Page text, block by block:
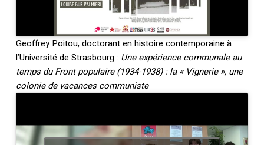
Geoffrey Poitou, doctorant en histoire contemporaine à
l’Université de Strasbourg : Une expérience communale au
temps du Front populaire (1934-1938) : la « Vignerie », une
colonie de vacances communiste